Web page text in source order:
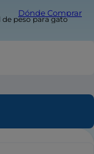
Dónde Comprar
peso para gato